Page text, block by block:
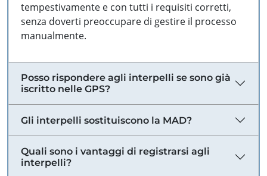
tempestivamente e con tutti i requisiti corretti,
senza doverti preoccupare di gestire il processo
manualmente.
Posso rispondere agli interpelli se sono già
iscritto nelle GPS?
Gli interpelli sostituiscono la MAD?
Quali sono i vantaggi di registrarsi agli
interpelli?